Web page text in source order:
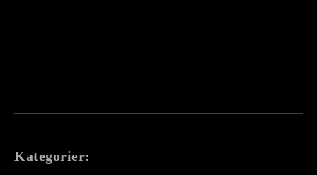
Kategorier: